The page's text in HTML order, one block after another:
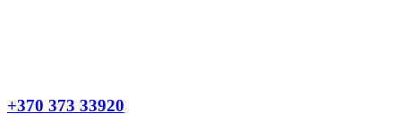
+370 373 33920